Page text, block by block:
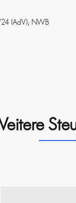
24 (AdV); NWB